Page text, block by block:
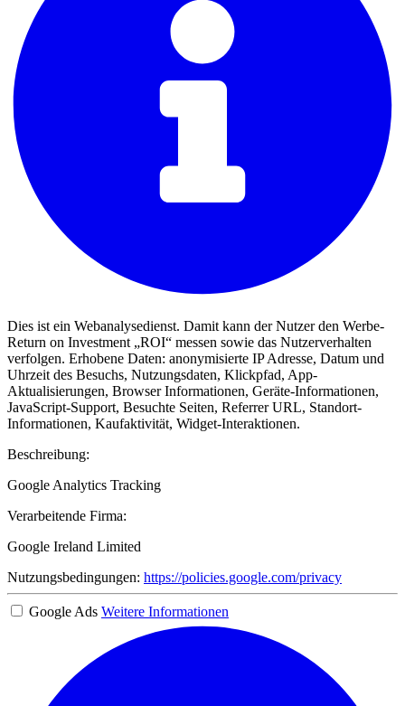
Dies ist ein Webanalysedienst. Damit kann der Nutzer den Werbe-
Return on Investment „ROI“ messen sowie das Nutzerverhalten
verfolgen. Erhobene Daten: anonymisierte IP Adresse, Datum und
Uhrzeit des Besuchs, Nutzungsdaten, Klickpfad, App-
Aktualisierungen, Browser Informationen, Geräte-Informationen,
JavaScript-Support, Besuchte Seiten, Referrer URL, Standort-
Informationen, Kaufaktivität, Widget-Interaktionen.
Beschreibung:
Google Analytics Tracking
Verarbeitende Firma:
Google Ireland Limited
Nutzungsbedingungen: https://policies.google.com/privacy
Google Ads Weitere Informationen